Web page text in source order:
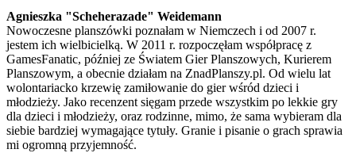
Agnieszka "Scheherazade" Weidemann
Nowoczesne planszówki poznałam w Niemczech i od 2007 r.
jestem ich wielbicielką. W 2011 r. rozpoczęłam współpracę z
GamesFanatic, później ze Światem Gier Planszowych, Kurierem
Planszowym, a obecnie działam na ZnadPlanszy.pl. Od wielu lat
wolontariacko krzewię zamiłowanie do gier wśród dzieci i
młodzieży. Jako recenzent sięgam przede wszystkim po lekkie gry
dla dzieci i młodzieży, oraz rodzinne, mimo, że sama wybieram dla
siebie bardziej wymagające tytuły. Granie i pisanie o grach sprawia
mi ogromną przyjemność.